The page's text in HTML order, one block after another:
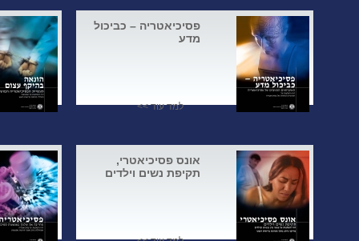
פסיכיאטריה – כביכול
מדע
למד עוד >>
אונס פסיכיאטרי,
תקיפת נשים וילדים